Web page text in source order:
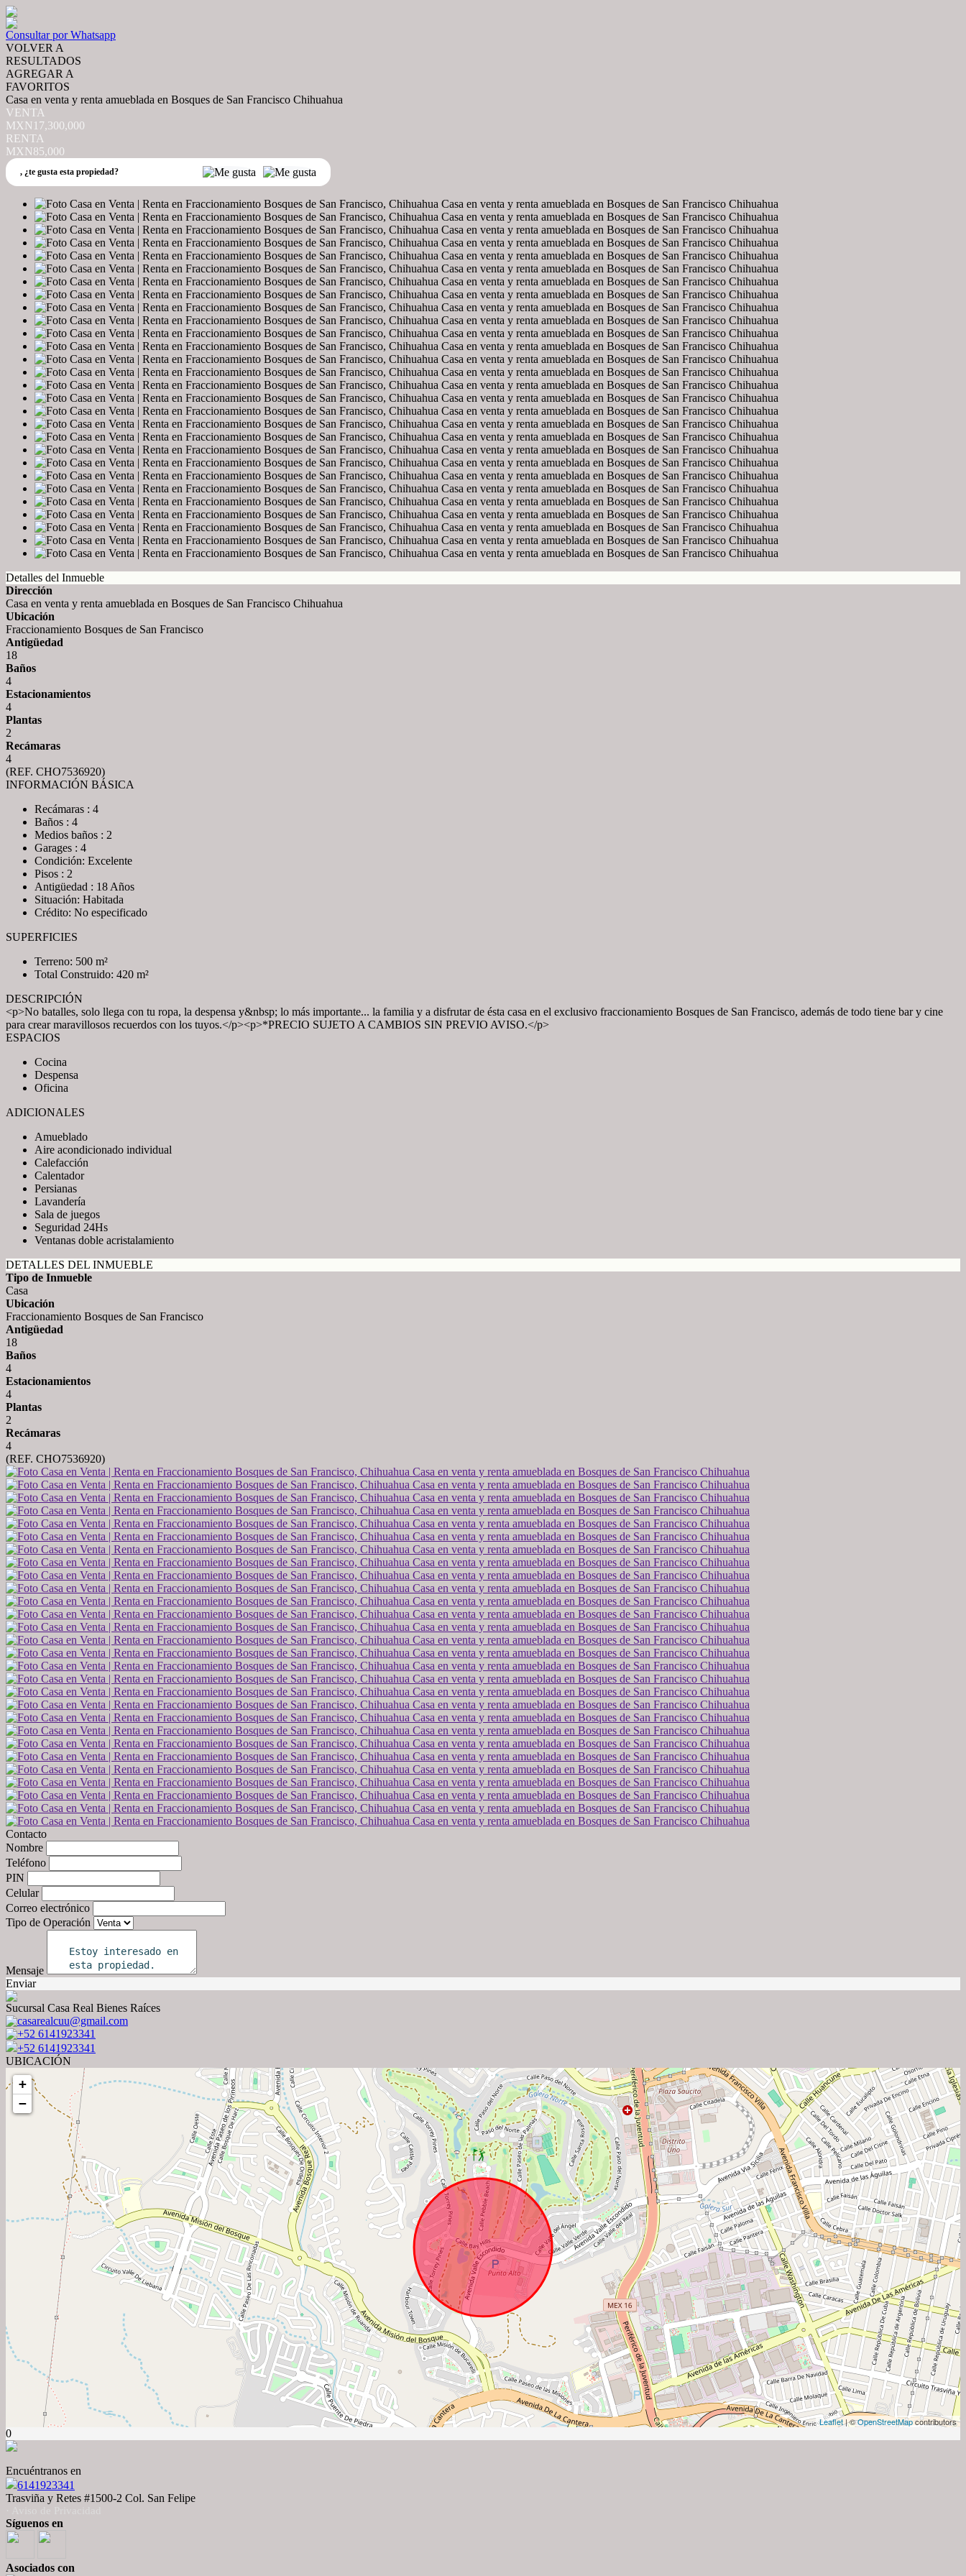
Consultar por Whatsapp
VOLVER A
RESULTADOS
AGREGAR A
FAVORITOS
Casa en venta y renta amueblada en Bosques de San Francisco Chihuahua
VENTA
MXN17,300,000
RENTA
MXN85,000
, ¿te gusta esta propiedad?
Detalles del Inmueble
Dirección
Casa en venta y renta amueblada en Bosques de San Francisco Chihuahua
Ubicación
Fraccionamiento Bosques de San Francisco
Antigüedad
18
Baños
4
Estacionamientos
4
Plantas
2
Recámaras
4
(REF. CHO7536920)
INFORMACIÓN BÁSICA
Recámaras : 4
Baños : 4
Medios baños : 2
Garages : 4
Condición: Excelente
Pisos : 2
Antigüedad : 18 Años
Situación: Habitada
Crédito: No especificado
SUPERFICIES
Terreno: 500 m²
Total Construido: 420 m²
DESCRIPCIÓN
<p>No batalles, solo llega con tu ropa, la despensa y&nbsp; lo más importante... la familia y a disfrutar de ésta casa en el exclusivo fraccionamiento Bosques de San Francisco, además de todo tiene bar y cine
para crear maravillosos recuerdos con los tuyos.</p><p>*PRECIO SUJETO A CAMBIOS SIN PREVIO AVISO.</p>
ESPACIOS
Cocina
Despensa
Oficina
ADICIONALES
Amueblado
Aire acondicionado individual
Calefacción
Calentador
Persianas
Lavandería
Sala de juegos
Seguridad 24Hs
Ventanas doble acristalamiento
DETALLES DEL INMUEBLE
Tipo de Inmueble
Casa
Ubicación
Fraccionamiento Bosques de San Francisco
Antigüedad
18
Baños
4
Estacionamientos
4
Plantas
2
Recámaras
4
(REF. CHO7536920)
Contacto
Nombre
Teléfono
PIN
Celular
Correo electrónico
Tipo de Operación
Mensaje
Enviar
Sucursal Casa Real Bienes Raíces
casarealcuu@gmail.com
+52 6141923341
+52 6141923341
UBICACIÓN
+
−
Leaflet| ©OpenStreetMapcontributors
0
Encuéntranos en
6141923341
Trasviña y Retes #1500-2 Col. San Felipe
Síguenos en
Asociados con